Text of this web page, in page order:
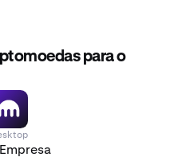
para o
Empresa